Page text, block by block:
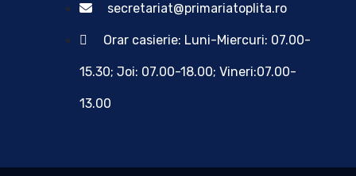
secretariat@primariatoplita.ro
Orar casierie: Luni-Miercuri: 07.00-
15.30; Joi: 07.00-18.00; Vineri:07.00-
13.00